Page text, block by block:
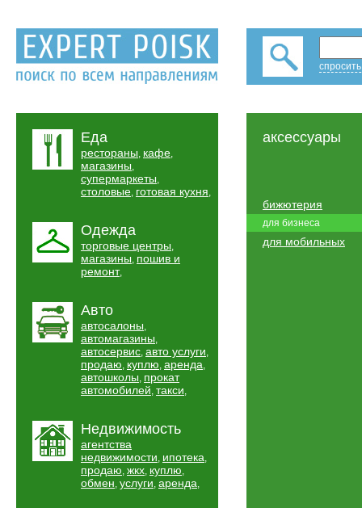
Еда
рестораны, кафе,
магазины,
супермаркеты,
столовые, готовая кухня,
Одежда
торговые центры,
магазины, пошив и
ремонт,
Авто
автосалоны,
автомагазины,
автосервис, авто услуги,
продаю, куплю, аренда,
автошколы, прокат
автомобилей, такси,
Недвижимость
агентства
недвижимости, ипотека,
продаю, жкх, куплю,
обмен, услуги, аренда,
аксессуары
бижютерия
для бизнеса
для мобильных